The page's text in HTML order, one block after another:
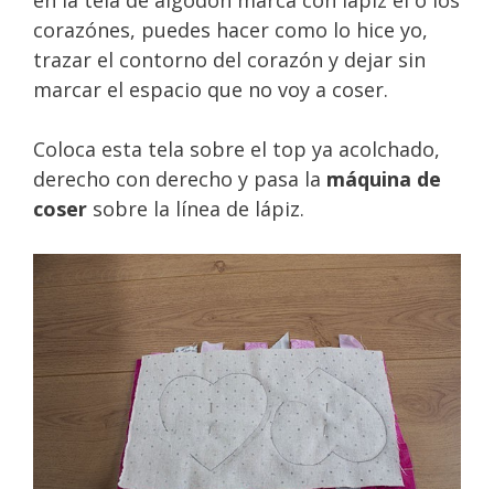
corazónes, puedes hacer como lo hice yo,
trazar el contorno del corazón y dejar sin
marcar el espacio que no voy a coser.
Coloca esta tela sobre el top ya acolchado,
derecho con derecho y pasa la máquina de
coser sobre la línea de lápiz.